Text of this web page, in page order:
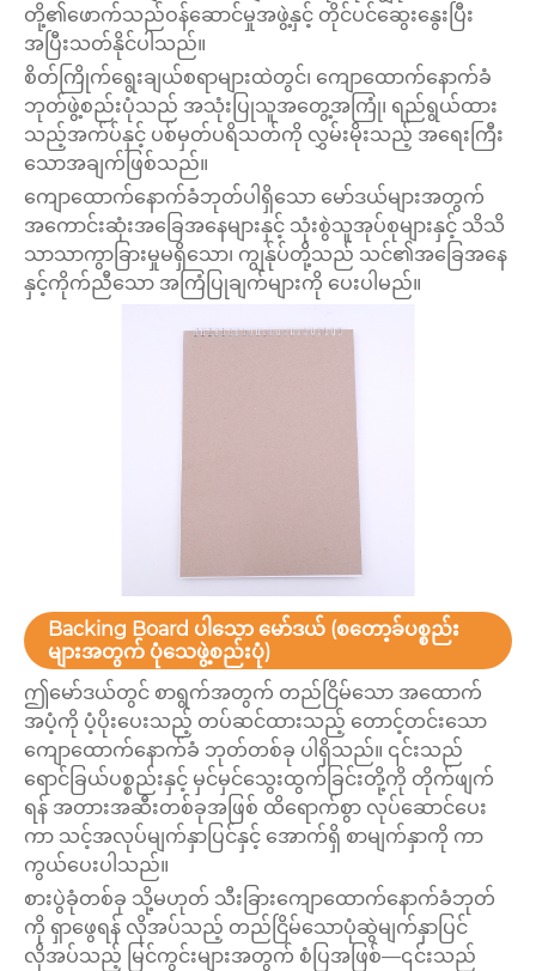
တို့၏ဖောက်သည်ဝန်ဆောင်မှုအဖွဲ့နှင့် တိုင်ပင်ဆွေးနွေးပြီး
အပြီးသတ်နိုင်ပါသည်။
စိတ်ကြိုက်ရွေးချယ်စရာများထဲတွင်၊ ကျောထောက်နောက်ခံ
ဘုတ်ဖွဲ့စည်းပုံသည် အသုံးပြုသူအတွေ့အကြုံ၊ ရည်ရွယ်ထား
သည့်အက်ပ်နှင့် ပစ်မှတ်ပရိသတ်ကို လွှမ်းမိုးသည့် အရေးကြီး
သောအချက်ဖြစ်သည်။
ကျောထောက်နောက်ခံဘုတ်ပါရှိသော မော်ဒယ်များအတွက်
အကောင်းဆုံးအခြေအနေများနှင့် သုံးစွဲသူအုပ်စုများနှင့် သိသိ
သာသာကွာခြားမှုမရှိသော၊ ကျွန်ုပ်တို့သည် သင်၏အခြေအနေ
နှင့်ကိုက်ညီသော အကြံပြုချက်များကို ပေးပါမည်။
Backing Board ပါသော မော်ဒယ် (စတော့ခ်ပစ္စည်း
များအတွက် ပုံသေဖွဲ့စည်းပုံ)
ဤမော်ဒယ်တွင် စာရွက်အတွက် တည်ငြိမ်သော အထောက်
အပံ့ကို ပံ့ပိုးပေးသည့် တပ်ဆင်ထားသည့် တောင့်တင်းသော
ကျောထောက်နောက်ခံ ဘုတ်တစ်ခု ပါရှိသည်။ ၎င်းသည်
ရောင်ခြယ်ပစ္စည်းနှင့် မှင်မှင်သွေးထွက်ခြင်းတို့ကို တိုက်ဖျက်
ရန် အတားအဆီးတစ်ခုအဖြစ် ထိရောက်စွာ လုပ်ဆောင်ပေး
ကာ သင့်အလုပ်မျက်နှာပြင်နှင့် အောက်ရှိ စာမျက်နှာကို ကာ
ကွယ်ပေးပါသည်။
စားပွဲခုံတစ်ခု သို့မဟုတ် သီးခြားကျောထောက်နောက်ခံဘုတ်
ကို ရှာဖွေရန် လိုအပ်သည့် တည်ငြိမ်သောပုံဆွဲမျက်နှာပြင်
လိုအပ်သည့် မြင်ကွင်းများအတွက် စံပြအဖြစ်—၎င်းသည်